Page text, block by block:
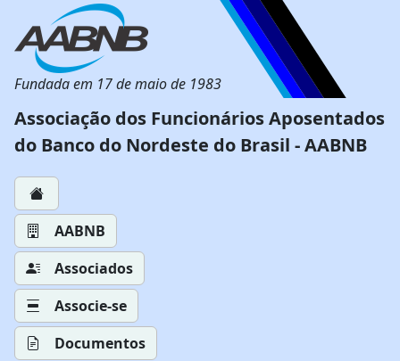
Fundada em 17 de maio de 1983
Associação dos Funcionários Aposentados
do Banco do Nordeste do Brasil - AABNB
AABNB
Associados
Associe-se
Documentos